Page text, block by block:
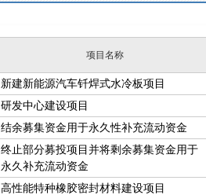
项目名称
新建新能源汽车钎焊式水冷板项目
研发中心建设项目
结余募集资金用于永久性补充流动资金
终止部分募投项目并将剩余募集资金用于
永久补充流动资金
高性能特种橡胶密封材料建设项目